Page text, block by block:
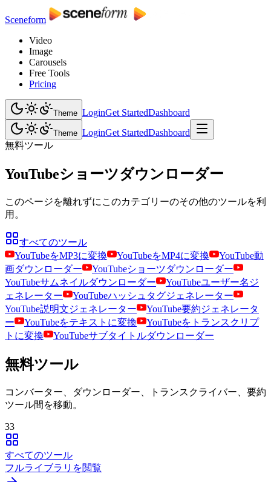
Sceneform
Video
Image
Carousels
Free Tools
Pricing
Theme LoginGet StartedDashboard
Theme LoginGet StartedDashboard
無料ツール
YouTubeショーツダウンローダー
このページを離れずにこのカテゴリーのその他のツールを利
用。
すべてのツール
YouTubeをMP3に変換
YouTubeをMP4に変換
YouTube動
画ダウンローダー
YouTubeショーツダウンローダー
YouTubeサムネイルダウンローダー
YouTubeユーザー名ジ
ェネレーター
YouTubeハッシュタグジェネレーター
YouTube説明文ジェネレーター
YouTube要約ジェネレータ
ー
YouTubeをテキストに変換
YouTubeをトランスクリプ
トに変換
YouTubeサブタイトルダウンローダー
無料ツール
コンバーター、ダウンローダー、トランスクライバー、要約
ツール間を移動。
33
すべてのツール
フルライブラリを閲覧